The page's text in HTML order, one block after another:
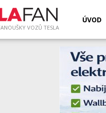
VOZŮ TESLA
ÚVOD